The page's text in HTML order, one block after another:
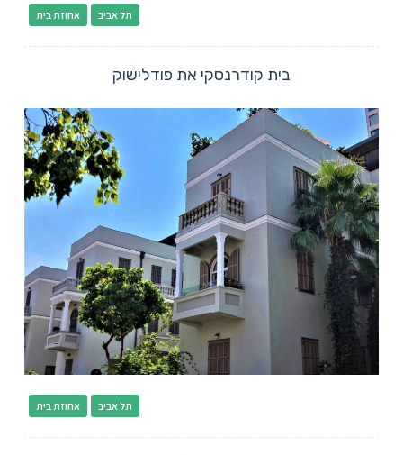
אחוזת בית תל אביב
בית קודרנסקי את פודלישוק
אחוזת בית תל אביב